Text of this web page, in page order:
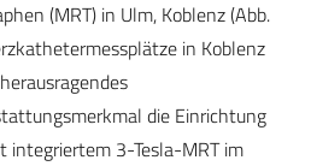
(MRT) in Ulm, Koblenz (Abb.
in Koblenz
die Einrichtung
integriertem 3-Tesla-MRT im